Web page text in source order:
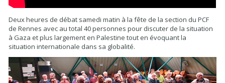
Deux heures de débat samedi matin à la fête de la section du PCF
de Rennes avec au total 40 personnes pour discuter de la situation
à Gaza et plus largement en Palestine tout en évoquant la
situation internationale dans sa globalité.